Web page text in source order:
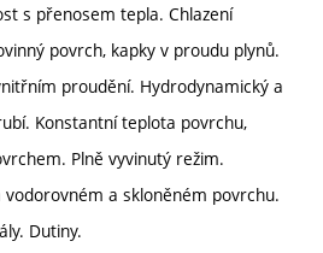
s přenosem tepla. Chlazení
povrch, kapky v proudu plynů.
proudění. Hydrodynamický a
Konstantní teplota povrchu,
Plně vyvinutý režim.
a skloněném povrchu.
Dutiny.